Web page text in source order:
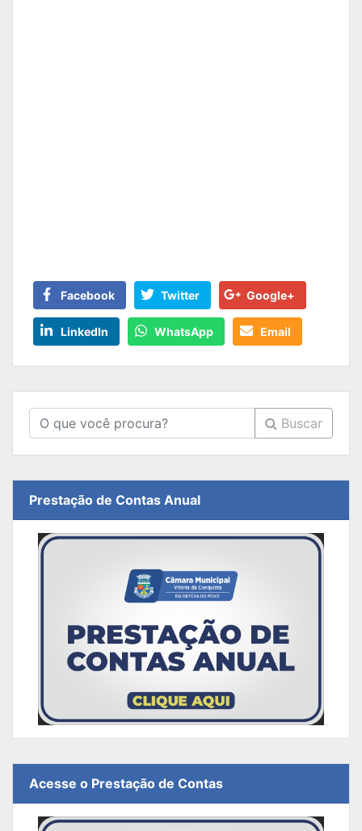
Facebook Twitter Google+
LinkedIn WhatsApp Email
Buscar
Prestação de Contas Anual
Acesse o Prestação de Contas